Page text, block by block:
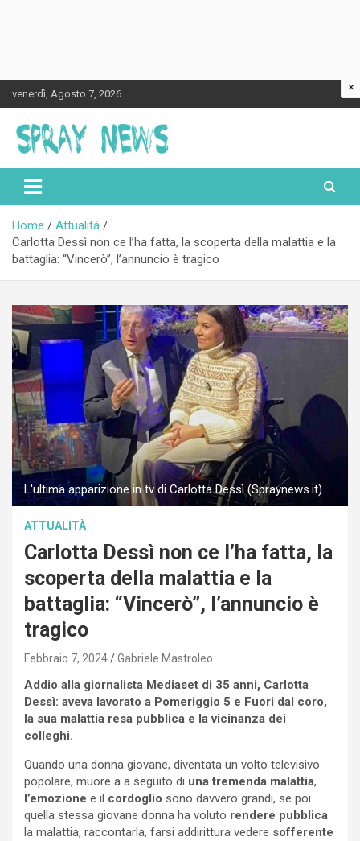
to
content
venerdì, Agosto 7, 2026
Spraynews.it
Home
Attualità
Carlotta Dessì non ce l’ha fatta, la scoperta della malattia e la
battaglia: “Vincerò”, l’annuncio è tragico
L'ultima apparizione in tv di Carlotta Dessì (Spraynews.it)
ATTUALITÀ
Carlotta Dessì non ce l’ha fatta, la
scoperta della malattia e la
battaglia: “Vincerò”, l’annuncio è
tragico
Febbraio 7, 2024 Gabriele Mastroleo
Addio alla giornalista Mediaset di 35 anni, Carlotta
Dessì: aveva lavorato a Pomeriggio 5 e Fuori dal coro,
la sua malattia resa pubblica e la vicinanza dei
colleghi.
Quando una donna giovane, diventata un volto televisivo
popolare, muore a a seguito di una tremenda malattia,
l’emozione e il cordoglio sono davvero grandi, se poi
quella stessa giovane donna ha voluto rendere pubblica
la malattia, raccontarla, farsi addirittura vedere sofferente
×